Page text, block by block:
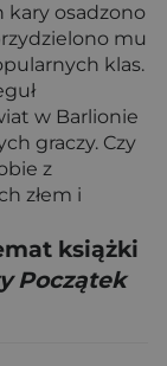
kary osadzono
mu
klas.
w Barlionie
graczy. Czy
z
złem i
książki
Początek